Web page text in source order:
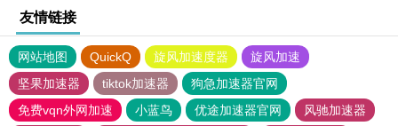
友情链接
网站地图 QuickQ 旋风加速度器
旋风加速
坚果加速器
tiktok加速器
狗急加速器官网
免费vqn外网加速
小蓝鸟 优途加速器官网
风驰加速器